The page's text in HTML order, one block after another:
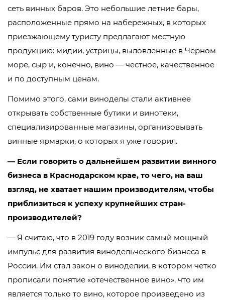
сеть винных баров. Это небольшие летние бары,
расположенные прямо на набережных, в которых
приезжающему туристу предлагают местную
продукцию: мидии, устрицы, выловленные в Черном
море, сыр и, конечно, вино — честное, качественное
и по доступным ценам.
Помимо этого, сами виноделы стали активнее
открывать собственные бутики и винотеки,
специализированные магазины, организовывать
винные ярмарки, о которых я уже говорил.
— Если говорить о дальнейшем развитии винного
бизнеса в Краснодарском крае, то чего, на ваш
взгляд, не хватает нашим производителям, чтобы
приблизиться к успеху крупнейших стран-
производителей?
— Я считаю, что в 2019 году возник самый мощный
импульс для развития винодельческого бизнеса в
России. Им стал закон о виноделии, в котором четко
прописали понятие «отечественное вино», что им
является только то вино, которое произведено из